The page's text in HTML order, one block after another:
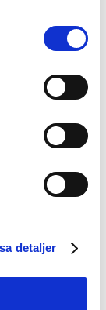
detaljer
psykisk
med att
kring